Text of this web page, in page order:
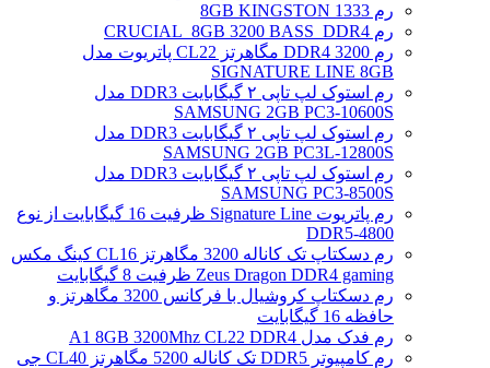
رم 1333 8GB KINGSTON
رم CRUCIAL_8GB 3200 BASS_DDR4
رم DDR4 3200 مگاهرتز CL22 پاتریوت مدل
SIGNATURE LINE 8GB
رم استوک لپ تاپی ۲ گیگابایت DDR3 مدل
SAMSUNG 2GB PC3-10600S
رم استوک لپ تاپی ۲ گیگابایت DDR3 مدل
SAMSUNG 2GB PC3L-12800S
رم استوک لپ تاپی ۲ گیگابایت DDR3 مدل
SAMSUNG PC3-8500S
رم پاتریوت Signature Line ظرفیت 16 گیگابایت از نوع
DDR5-4800
رم دسکتاپ تک کاناله 3200 مگاهرتز CL16 کینگ مکس
Zeus Dragon DDR4 gaming ظرفیت 8 گیگابایت
رم دسکتاپ کروشیال با فرکانس 3200 مگاهرتز و
حافظه 16 گیگابایت
رم فدک مدل A1 8GB 3200Mhz CL22 DDR4
رم کامپیوتر DDR5 تک کاناله 5200 مگاهرتز CL40 جی